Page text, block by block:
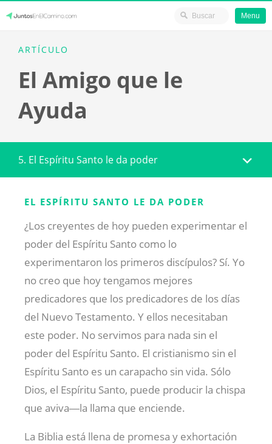
content
JuntosEnElCamino.com
Menu
ARTÍCULO
El Amigo que le
Ayuda
5. El Espíritu Santo le da poder
EL ESPÍRITU SANTO LE DA PODER
¿Los creyentes de hoy pueden experimentar el
poder del Espíritu Santo como lo
experimentaron los primeros discípulos? Sí. Yo
no creo que hoy tengamos mejores
predicadores que los predicadores de los días
del Nuevo Testamento. Y ellos necesitaban
este poder. No servimos para nada sin el
poder del Espíritu Santo. El cristianismo sin el
Espíritu Santo es un carapacho sin vida. Sólo
Dios, el Espíritu Santo, puede producir la chispa
que aviva―la llama que enciende.
La Biblia está llena de promesa y exhortación